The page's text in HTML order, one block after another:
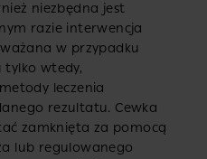
niezbędna jest
razie interwencja
w przypadku
tylko wtedy,
leczenia
rezultatu. Cewka
zamknięta za pomocą
lub regulowanego